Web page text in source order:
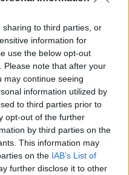
to third parties, or
information for
use the below opt-out
Please note that after your
may continue seeing
information utilized by
to third parties prior to
opt-out of the further
by third parties on the
This information may
on the IAB’s List of
further disclose it to other